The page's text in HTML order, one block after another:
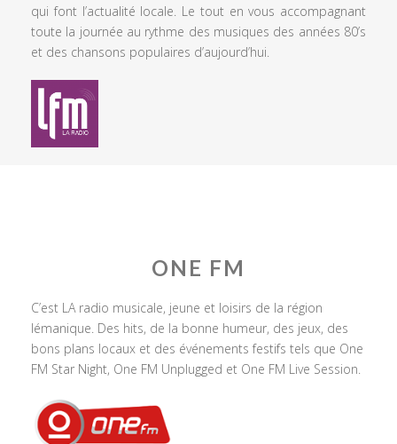
qui font l’actualité locale. Le tout en vous accompagnant
toute la journée au rythme des musiques des années 80’s
et des chansons populaires d’aujourd’hui.
ONE FM
C’est LA radio musicale, jeune et loisirs de la région
lémanique. Des hits, de la bonne humeur, des jeux, des
bons plans locaux et des événements festifs tels que One
FM Star Night, One FM Unplugged et One FM Live Session.